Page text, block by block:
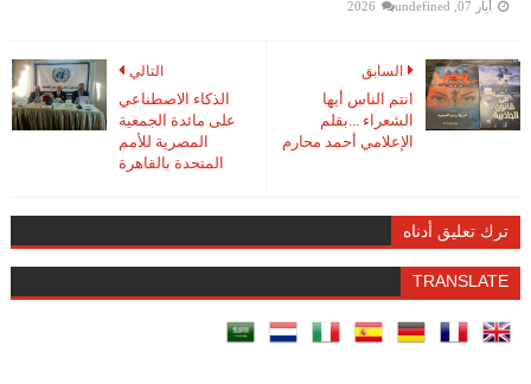
أيار 07, 2026 undefined
التالي
الذكاء الاصطناعي
على مائدة الجمعية
المصرية للأمم
المتحدة بالقاهرة
السابق
انتم الناس أيها
الشعراء ...بقلم
الإعلامي أحمد محارم
ترك تعليق أدناه
TRANSLATE